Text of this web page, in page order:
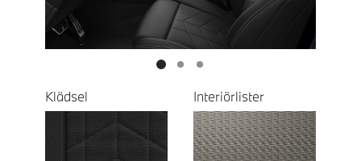
Klädsel Interiörlister